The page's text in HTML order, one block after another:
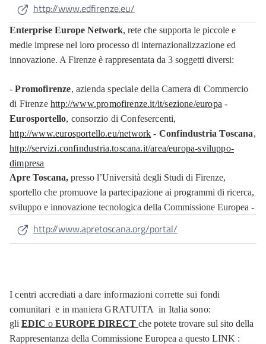
http://www.edfirenze.eu/
Enterprise Europe Network, rete che supporta le piccole e
medie imprese nel loro processo di internazionalizzazione ed
innovazione. A Firenze è rappresentata da 3 soggetti diversi:
-Promofirenze, azienda speciale della Camera di Commercio
di Firenze http://www.promofirenze.it/it/sezione/europa -
Eurosportello, consorzio di Confesercenti,
http://www.eurosportello.eu/network - Confindustria Toscana,
http://servizi.confindustria.toscana.it/area/europa-sviluppo-
dimpresa
Apre Toscana, presso l’Università degli Studi di Firenze,
sportello che promuove la partecipazione ai programmi di ricerca,
sviluppo e innovazione tecnologica della Commissione Europea -
http://www.apretoscana.org/portal/
I centri accrediati a dare informazioni corrette sui fondi
comunitari e in maniera GRATUITA in Italia sono:
gli EDIC o EUROPE DIRECT che potete trovare sul sito della
Rappresentanza della Commissione Europea a questo LINK :